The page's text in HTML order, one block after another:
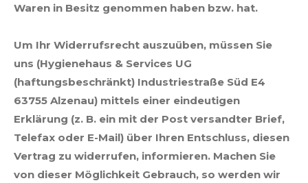
Waren in Besitz genommen haben bzw. hat.
Um Ihr Widerrufsrecht auszuüben, müssen Sie
uns (Hygienehaus & Services UG
(haftungsbeschränkt) Industriestraße Süd E4
63755 Alzenau) mittels einer eindeutigen
Erklärung (z. B. ein mit der Post versandter Brief,
Telefax oder E-Mail) über Ihren Entschluss, diesen
Vertrag zu widerrufen, informieren. Machen Sie
von dieser Möglichkeit Gebrauch, so werden wir